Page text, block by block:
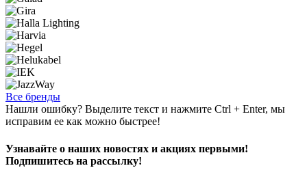
Все бренды
Нашли ошибку? Выделите текст и нажмите Ctrl + Enter, мы
исправим ее как можно быстрее!
Узнавайте о наших новостях и акциях первыми!
Подпишитесь на рассылку!